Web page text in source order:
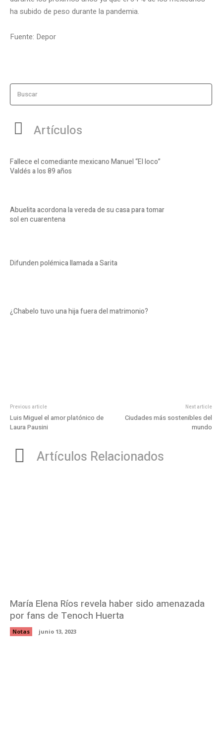
ha subido de peso durante la pandemia.
Fuente: Depor
Buscar
Artículos
Fallece el comediante mexicano Manuel “El loco”
Valdés a los 89 años
Abuelita acordona la vereda de su casa para tomar
sol en cuarentena
Difunden polémica llamada a Sarita
¿Chabelo tuvo una hija fuera del matrimonio?
Previous article
Luis Miguel el amor platónico de
Laura Pausini
Next article
Ciudades más sostenibles del
mundo
Artículos Relacionados
María Elena Ríos revela haber sido amenazada
por fans de Tenoch Huerta
Notas junio 13, 2023